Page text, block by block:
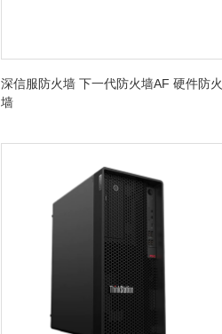
深信服防火墙 下一代防火墙AF 硬件防火
墙